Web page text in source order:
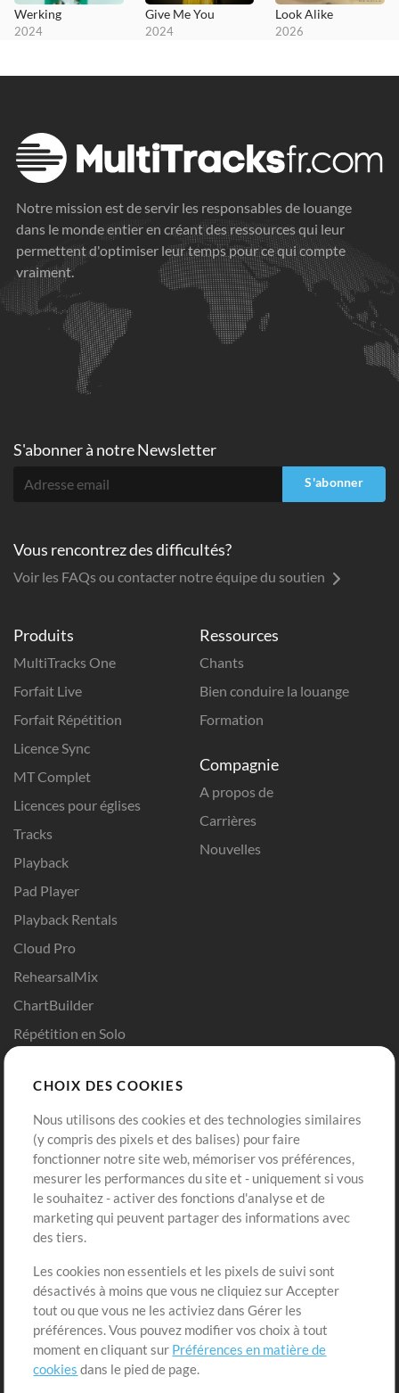
Werking
2024
Give Me You
2024
Look Alike
2026
Notre mission est de servir les responsables de louange
dans le monde entier en créant des ressources qui leur
permettent d'optimiser leur temps pour ce qui compte
vraiment.
Produits
MultiTracks One
Forfait Live
Forfait Répétition
Licence Sync
MT Complet
Licences pour églises
Tracks
Playback
Pad Player
Playback Rentals
Cloud Pro
RehearsalMix
ChartBuilder
Répétition en Solo
Modèles ProPresenter
Sons
Ressources
Chants
Bien conduire la louange
Formation
Compagnie
A propos de
Carrières
Nouvelles
Boutique
Acheter des crédits
Contenu gratuit
Demander les pistes
Extras
Sessions
Soumettre votre contenu
Listes de lecture
Compte
Connexion
S'inscrire
S'abonner à notre Newsletter
S'abonner
Vous rencontrez des difficultés?
Voir les FAQs ou contacter notre équipe du soutien
CHOIX DES COOKIES
Nous utilisons des cookies et des technologies similaires
(y compris des pixels et des balises) pour faire
fonctionner notre site web, mémoriser vos préférences,
mesurer les performances du site et - uniquement si vous
le souhaitez - activer des fonctions d'analyse et de
marketing qui peuvent partager des informations avec
des tiers.
Les cookies non essentiels et les pixels de suivi sont
désactivés à moins que vous ne cliquiez sur Accepter
tout ou que vous ne les activiez dans Gérer les
préférences. Vous pouvez modifier vos choix à tout
moment en cliquant sur Préférences en matière de
cookies dans le pied de page.